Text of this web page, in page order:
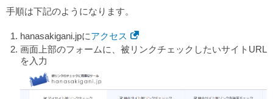
手順は下記のようになります。
hanasakigani.jpにアクセス
画面上部のフォームに、被リンクチェックしたいサイトURL
を入力